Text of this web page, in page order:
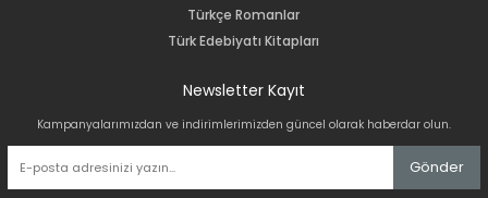
Türkçe Romanlar
Türk Edebiyatı Kitapları
Newsletter Kayıt
Kampanyalarımızdan ve indirimlerimizden güncel olarak haberdar olun.
Gönder